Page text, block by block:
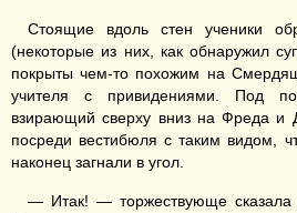
Стоящие вдоль стен ученики
(некоторые из них, как обнаружил
покрыты чем-то похожим на
учителя с привидениями. Под
взирающий сверху вниз на Фреда и
посреди вестибюля с таким видом,
наконец загнали в угол.
— Итак! — торжествующе сказала